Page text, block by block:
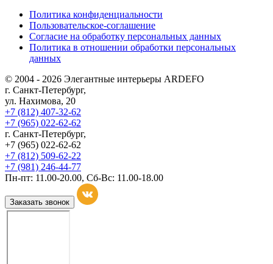
Политика конфиденциальности
Пользовательское-соглашение
Согласие на обработку персональных данных
Политика в отношении обработки персональных
данных
© 2004 - 2026 Элегантные интерьеры ARDEFO
г. Санкт-Петербург,
ул. Нахимова, 20
+7 (812) 407-32-62
+7 (965) 022-62-62
г. Санкт-Петербург,
+7 (965) 022-62-62
+7 (812) 509-62-22
+7 (981) 246-44-77
Пн-пт: 11.00-20.00, Сб-Вс: 11.00-18.00
Заказать звонок